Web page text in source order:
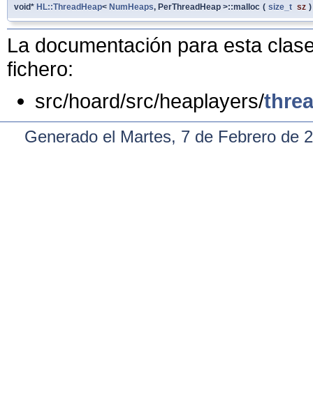
void* HL::ThreadHeap< NumHeaps, PerThreadHeap >::malloc ( size_t sz )
La documentación para esta
fichero:
src/hoard/src/heaplayers/
Generado el Martes, 7 de Febrero de